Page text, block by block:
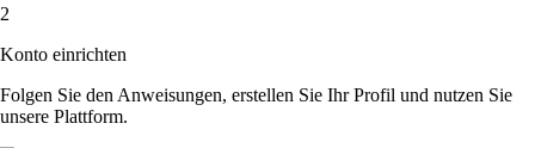
2
Konto einrichten
Folgen Sie den Anweisungen, erstellen Sie Ihr Profil und nutzen Sie
unsere Plattform.